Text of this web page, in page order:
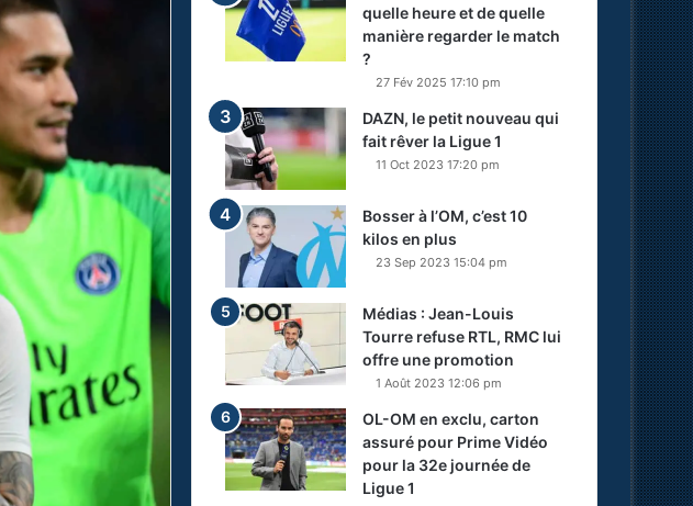
quelle heure et de quelle
manière regarder le match
?
27 Fév 2025 17:10 pm
DAZN, le petit nouveau qui
fait rêver la Ligue 1
11 Oct 2023 17:20 pm
Bosser à l’OM, c’est 10
kilos en plus
23 Sep 2023 15:04 pm
Médias : Jean-Louis
Tourre refuse RTL, RMC lui
offre une promotion
1 Août 2023 12:06 pm
OL-OM en exclu, carton
assuré pour Prime Vidéo
pour la 32e journée de
Ligue 1